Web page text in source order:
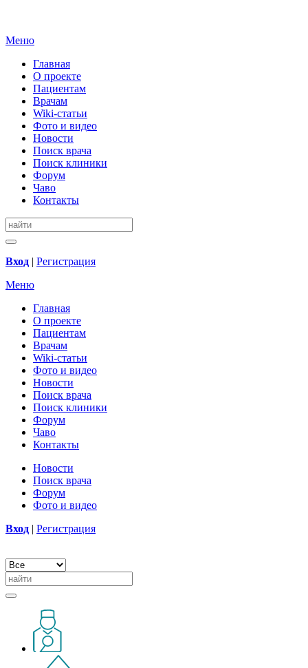
Меню
Главная
О проекте
Пациентам
Врачам
Wiki-статьи
Фото и видео
Новости
Поиск врача
Поиск клиники
Форум
Чаво
Контакты
Вход | Регистрация
Меню
Главная
О проекте
Пациентам
Врачам
Wiki-статьи
Фото и видео
Новости
Поиск врача
Поиск клиники
Форум
Чаво
Контакты
Новости
Поиск врача
Форум
Фото и видео
Вход | Регистрация